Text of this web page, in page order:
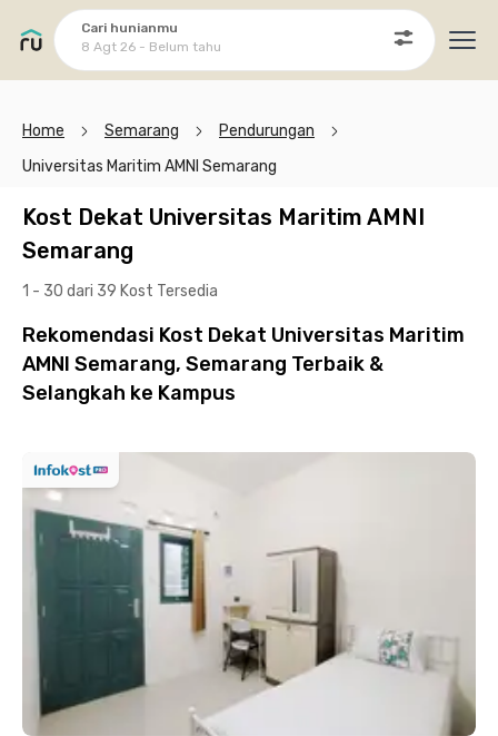
Cari hunianmu
8 Agt 26 - Belum tahu
Home Semarang
Pendurungan
Universitas Maritim AMNI Semarang
Kost Dekat Universitas Maritim AMNI
Semarang
1 - 30 dari 39 Kost Tersedia
Rekomendasi Kost Dekat Universitas Maritim
AMNI Semarang, Semarang Terbaik &
Selangkah ke Kampus